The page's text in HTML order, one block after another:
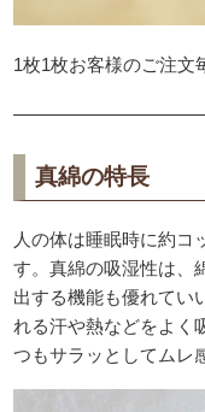
1枚1枚お客様のご注文
真綿の特長
人の体は睡眠時に約コ
す。真綿の吸湿性は、
出する機能も優れてい
れる汗や熱などをよく
つもサラッとしてムレ